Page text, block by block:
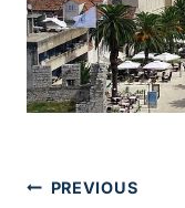
Navigácia
PREVIOUS